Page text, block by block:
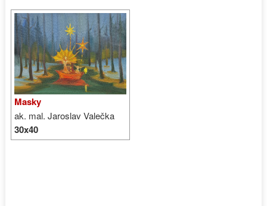
Masky
ak. mal. Jaroslav Valečka
30x40